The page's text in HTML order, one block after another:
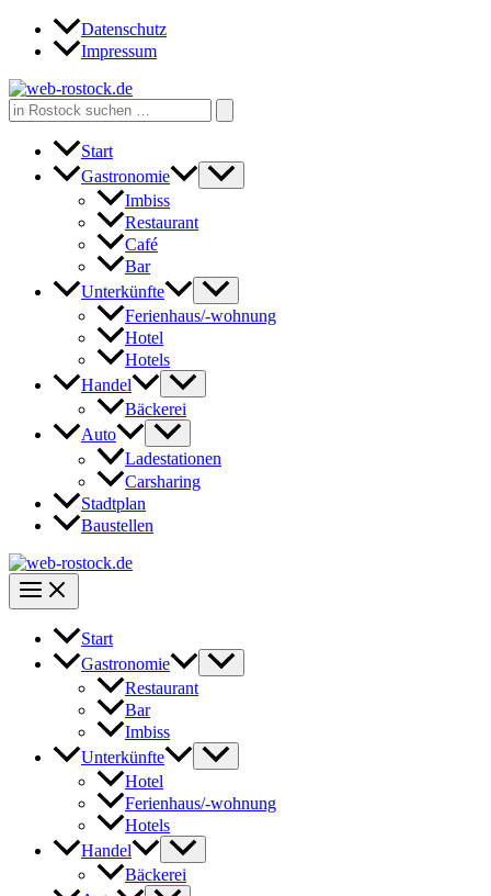
Zum
Inhalt
Datenschutz
Impressum
Search
for:
Start
Gastronomie
Imbiss
Restaurant
Café
Bar
Unterkünfte
Ferienhaus/-wohnung
Hotel
Hotels
Handel
Bäckerei
Auto
Ladestationen
Carsharing
Stadtplan
Baustellen
Start
Gastronomie
Restaurant
Bar
Imbiss
Unterkünfte
Hotel
Ferienhaus/-wohnung
Hotels
Handel
Bäckerei